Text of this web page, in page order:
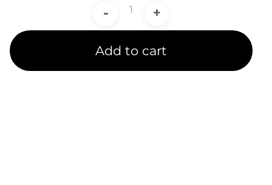
- +
Add to cart